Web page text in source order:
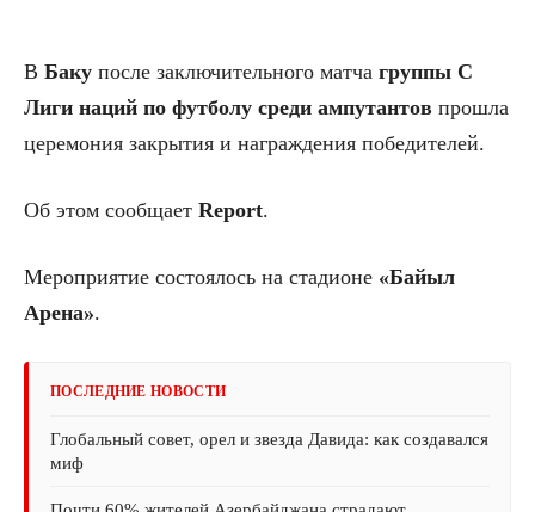
В Баку после заключительного матча группы C
Лиги наций по футболу среди ампутантов прошла
церемония закрытия и награждения победителей.
Об этом сообщает Report.
Мероприятие состоялось на стадионе «Байыл
Арена».
ПОСЛЕДНИЕ НОВОСТИ
Глобальный совет, орел и звезда Давида: как создавался
миф